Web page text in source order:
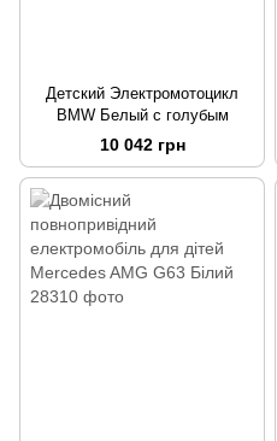
Детский Электромотоцикл
BMW Белый с голубым
10 042 грн